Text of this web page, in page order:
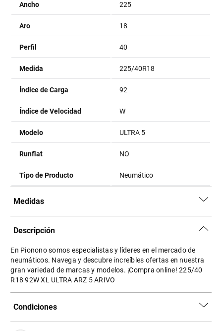
Ancho 225
Aro 18
Perfil 40
Medida 225/40R18
Índice de Carga 92
Índice de Velocidad W
Modelo ULTRA 5
Runflat NO
Tipo de Producto Neumático
Medidas
Descripción
En Pionono somos especialistas y líderes en el mercado de
neumáticos. Navega y descubre increíbles ofertas en nuestra
gran variedad de marcas y modelos. ¡Compra online! 225/40
R18 92W XL ULTRA ARZ 5 ARIVO
Condiciones